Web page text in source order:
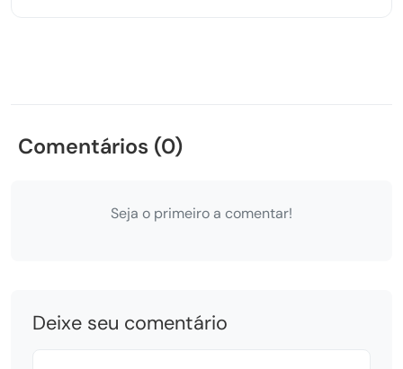
Comentários (0)
Seja o primeiro a comentar!
Deixe seu comentário